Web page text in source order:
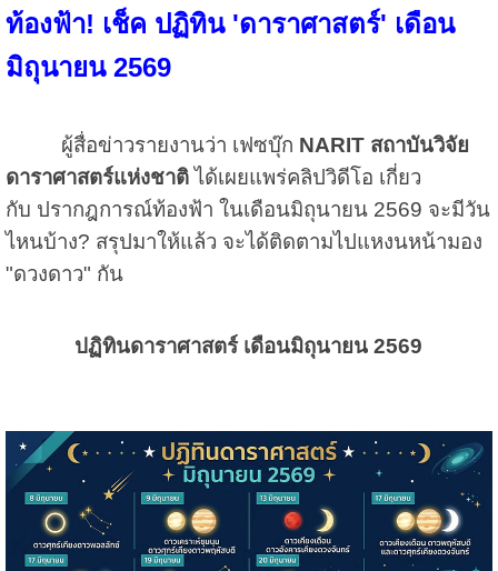
ท้องฟ้า! เช็ค ปฏิทิน 'ดาราศาสตร์' เดือน
มิถุนายน 2569
ผู้สื่อข่าวรายงานว่า เฟซบุ๊ก NARIT สถาบันวิจัย
ดาราศาสตร์แห่งชาติได้เผยแพร่คลิปวิดีโอ เกี่ยว
กับ ปรากฎการณ์ท้องฟ้า ในเดือนมิถุนายน 2569 จะมีวัน
ไหนบ้าง? สรุปมาให้แล้ว จะได้ติดตามไปแหงนหน้ามอง
"ดวงดาว" กัน
ปฏิทินดาราศาสตร์ เดือนมิถุนายน 2569